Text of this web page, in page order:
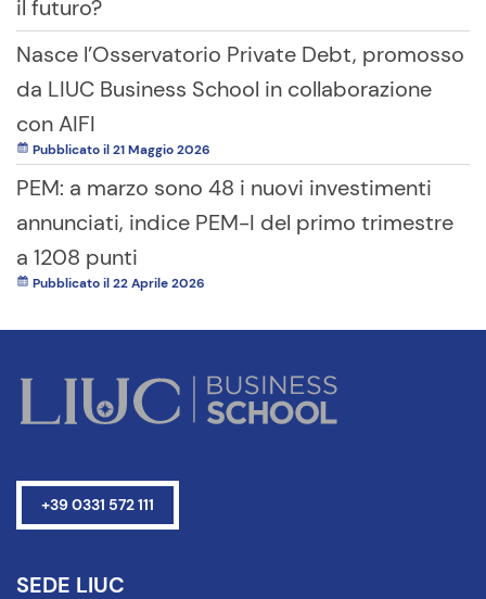
il futuro?
Nasce l’Osservatorio Private Debt, promosso
da LIUC Business School in collaborazione
con AIFI
Pubblicato il 21 Maggio 2026
PEM: a marzo sono 48 i nuovi investimenti
annunciati, indice PEM-I del primo trimestre
a 1208 punti
Pubblicato il 22 Aprile 2026
+39 0331 572 111
SEDE LIUC